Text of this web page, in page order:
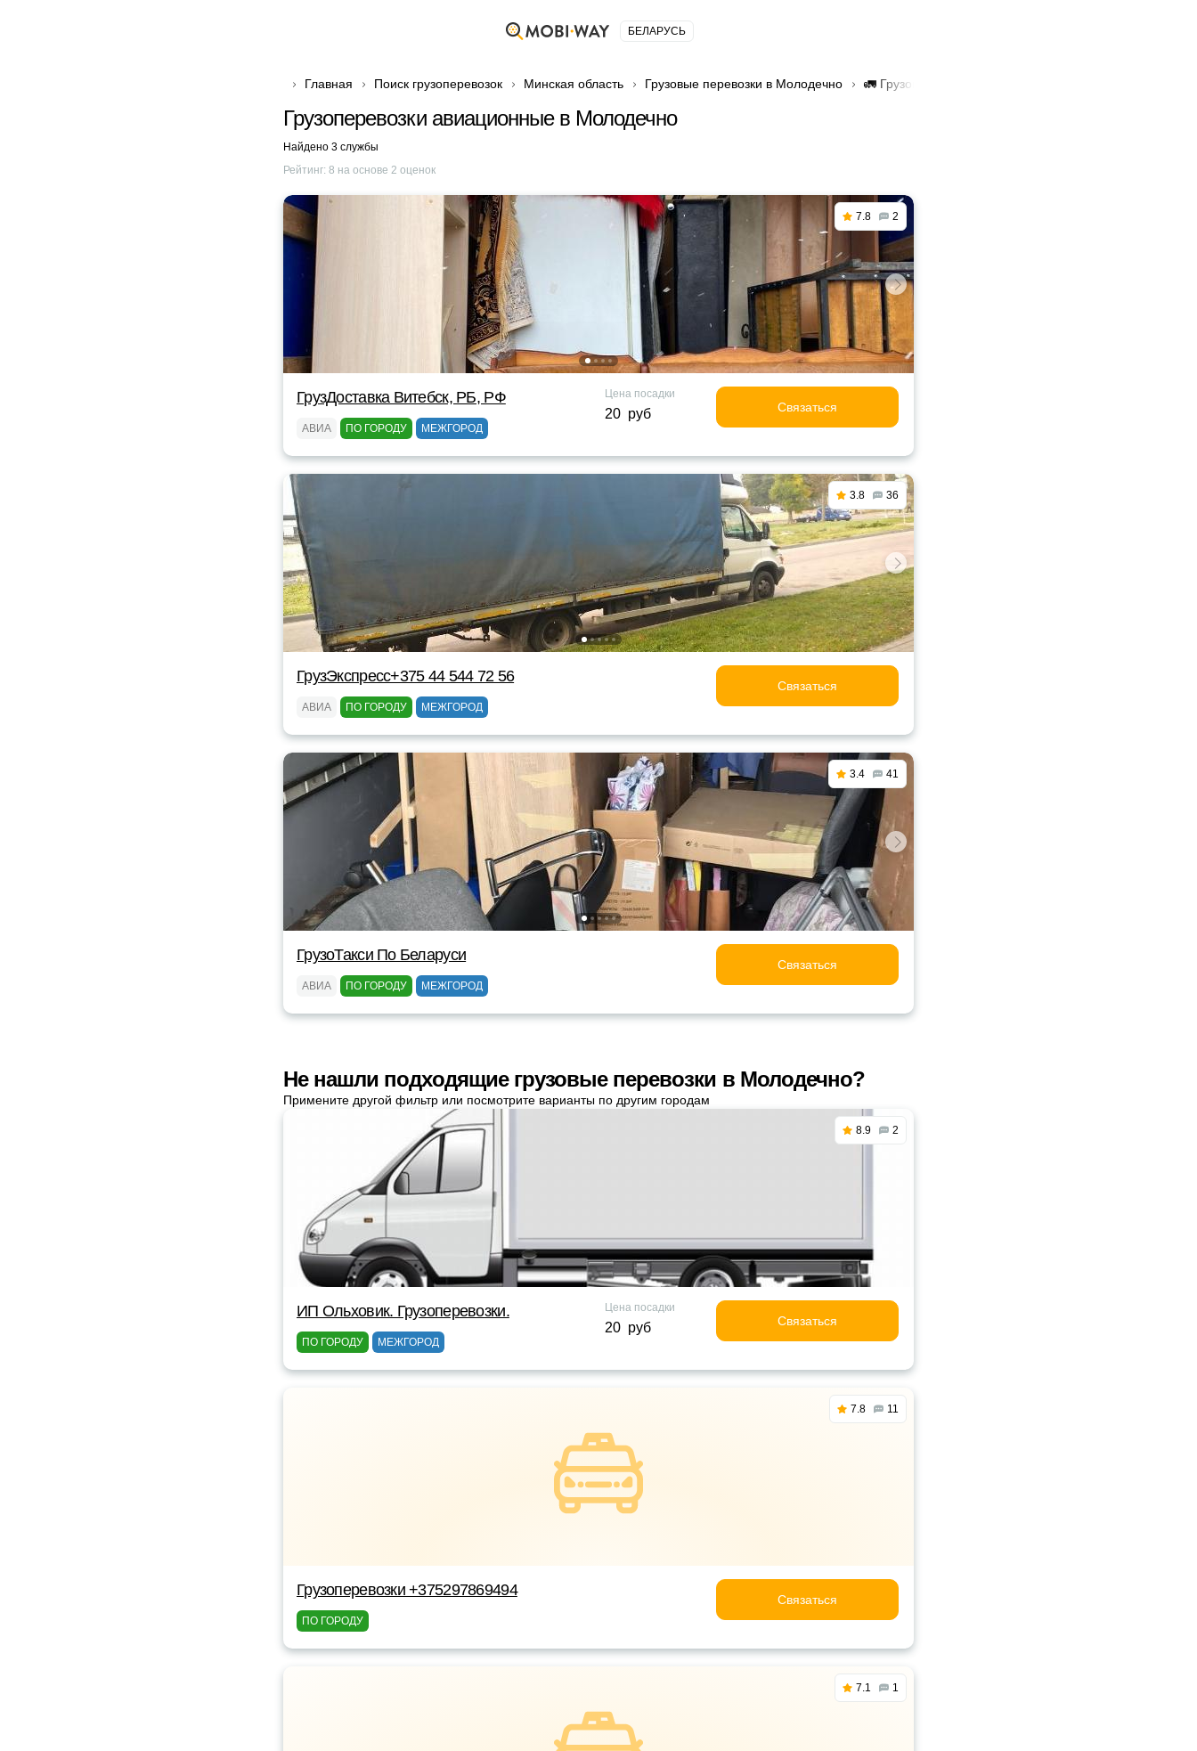
БЕЛАРУСЬ
Главная Поиск грузоперевозок Минская область Грузовые перевозки в Молодечно 🚛 Грузоперевозки авиационные в Молодечно
Грузоперевозки авиационные в Молодечно
Найдено 3 службы
Рейтинг: 8 на основе 2 оценок
7.8 2
ГрузДоставка Витебск, РБ, РФ
АВИА ПО ГОРОДУ МЕЖГОРОД
Цена посадки
20 руб Связаться
3.8 36
ГрузЭкспресс+375 44 544 72 56
АВИА ПО ГОРОДУ МЕЖГОРОД
Связаться
3.4 41
ГрузоТакси По Беларуси
АВИА ПО ГОРОДУ МЕЖГОРОД
Связаться
Не нашли подходящие грузовые перевозки в Молодечно?
Примените другой фильтр или посмотрите варианты по другим городам
8.9 2
ИП Ольховик. Грузоперевозки.
ПО ГОРОДУ МЕЖГОРОД
Цена посадки
20 руб Связаться
7.8 11
Грузоперевозки +375297869494
ПО ГОРОДУ
Связаться
7.1 1